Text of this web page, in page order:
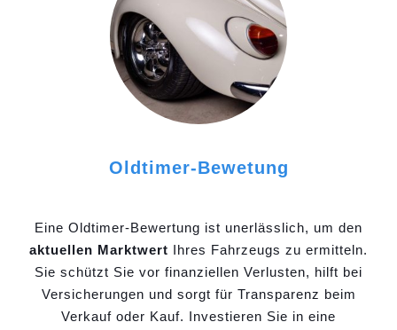
Oldtimer-Bewetung
Eine Oldtimer-Bewertung ist unerlässlich, um den
aktuellen Marktwert Ihres Fahrzeugs zu ermitteln.
Sie schützt Sie vor finanziellen Verlusten, hilft bei
Versicherungen und sorgt für Transparenz beim
Verkauf oder Kauf. Investieren Sie in eine